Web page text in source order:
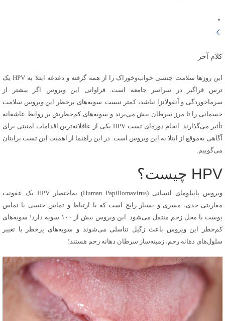
کلام آخر
این روزها سلامت جنسی خواب‌و‌خوراک را از همه گرفته و دغدغه ابتلا به HPV یک
ترس فراگیر در سراسر جامعه است. فراوانی این ویروس اگر بیشتر از
سرماخوردگی و آنفولانزا نباشد، کمتر نیست. سویه‌های پرخطر این ویروس سلامت
جسمانی را تا مرز سرطان پیش می‌برند و سویه‌های کم‌خطرش بر روابط عاشقانه
تأثیر می‌گذارند. انجام دوره‌ای تست HPV یکی از عاقلانه‌ترین اقدامات امنیتی برای
آگاهی به‌موقع از ابتلا به این ویروس است. در این راهنما از اهمیت این تست برایتان
می‌گوییم.
HPV چیست؟
ویروس پاپیلومای انسانی (Human Papillomavirus) به‌اختصار HPV یک عفونت
مقاربتی جدی، مسری و بسیار رایج است که با ارتباط و تماس جنسی یا تماس
پوست با محل زخم منتقل می‌شود. این ویروس بیش از ۱۰۰ سویه دارد! سویه‌های
کم‌خطر این ویروس باعث زگیل تناسلی می‌شوند و سویه‌های پرخطر با تغییر
سلول‌های دهانه رحم، زمینه‌ساز سرطان دهانه رحم هستند!